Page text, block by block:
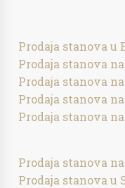
Prodaja stanova u
Prodaja stanova
Prodaja stanova
Prodaja stanova
Prodaja stanova
Prodaja stanova
Prodaja stanova u